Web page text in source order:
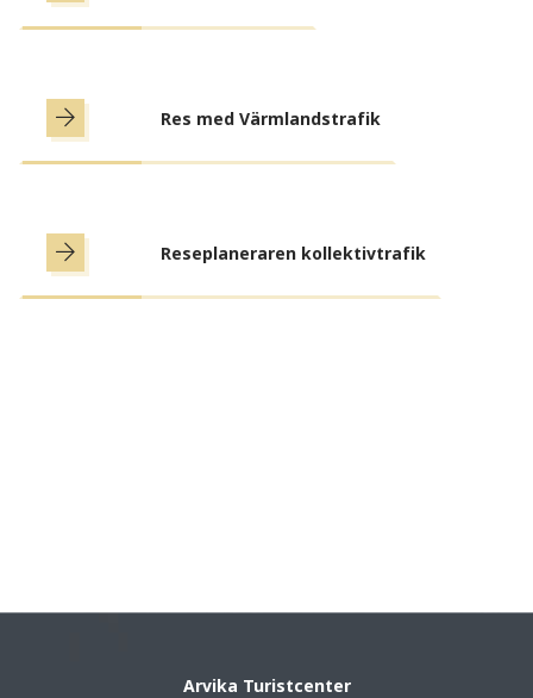
Res med Värmlandstrafik
Reseplaneraren kollektivtrafik
Arvika Turistcenter